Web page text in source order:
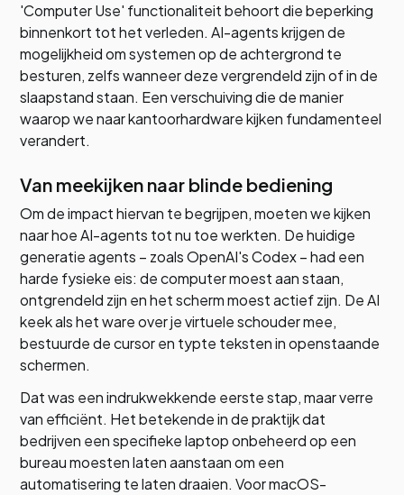
'Computer Use' functionaliteit behoort die beperking
binnenkort tot het verleden. AI-agents krijgen de
mogelijkheid om systemen op de achtergrond te
besturen, zelfs wanneer deze vergrendeld zijn of in de
slaapstand staan. Een verschuiving die de manier
waarop we naar kantoorhardware kijken fundamenteel
verandert.
Van meekijken naar blinde bediening
Om de impact hiervan te begrijpen, moeten we kijken
naar hoe AI-agents tot nu toe werkten. De huidige
generatie agents – zoals OpenAI's Codex – had een
harde fysieke eis: de computer moest aan staan,
ontgrendeld zijn en het scherm moest actief zijn. De AI
keek als het ware over je virtuele schouder mee,
bestuurde de cursor en typte teksten in openstaande
schermen.
Dat was een indrukwekkende eerste stap, maar verre
van efficiënt. Het betekende in de praktijk dat
bedrijven een specifieke laptop onbeheerd op een
bureau moesten laten aanstaan om een
automatisering te laten draaien. Voor macOS-